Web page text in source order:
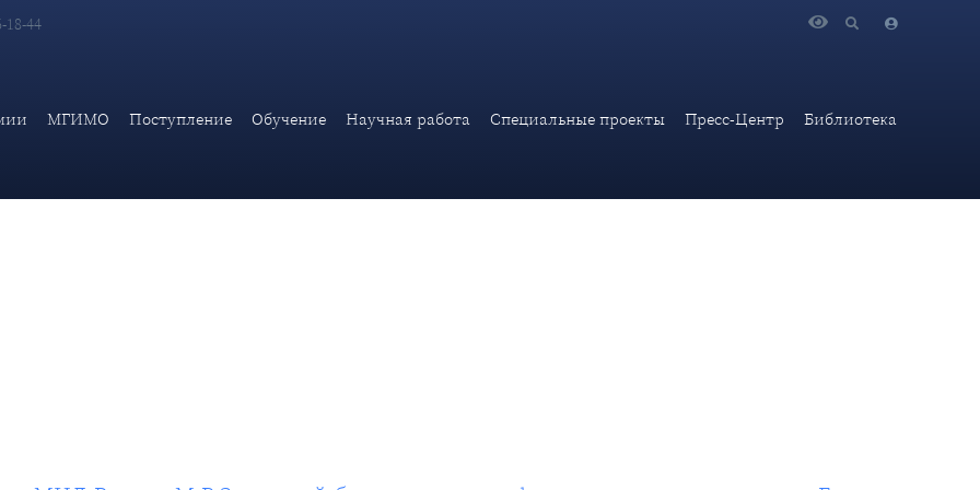
18-44
МГИМО Поступление Обучение Научная работа Специальные проекты Пресс-Центр Библиотека
МИД России М.В.Захаровой бразильскому информационному агентству «Бразил Де Фату»